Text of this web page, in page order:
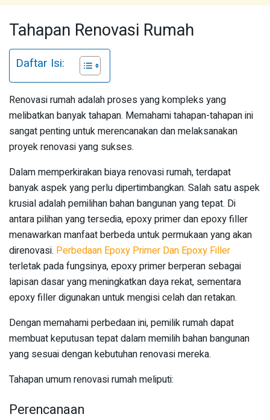
Tahapan Renovasi Rumah
Daftar Isi:
Renovasi rumah adalah proses yang kompleks yang
melibatkan banyak tahapan. Memahami tahapan-tahapan ini
sangat penting untuk merencanakan dan melaksanakan
proyek renovasi yang sukses.
Dalam memperkirakan biaya renovasi rumah, terdapat
banyak aspek yang perlu dipertimbangkan. Salah satu aspek
krusial adalah pemilihan bahan bangunan yang tepat. Di
antara pilihan yang tersedia, epoxy primer dan epoxy filler
menawarkan manfaat berbeda untuk permukaan yang akan
direnovasi. Perbedaan Epoxy Primer Dan Epoxy Filler
terletak pada fungsinya, epoxy primer berperan sebagai
lapisan dasar yang meningkatkan daya rekat, sementara
epoxy filler digunakan untuk mengisi celah dan retakan.
Dengan memahami perbedaan ini, pemilik rumah dapat
membuat keputusan tepat dalam memilih bahan bangunan
yang sesuai dengan kebutuhan renovasi mereka.
Tahapan umum renovasi rumah meliputi:
Perencanaan